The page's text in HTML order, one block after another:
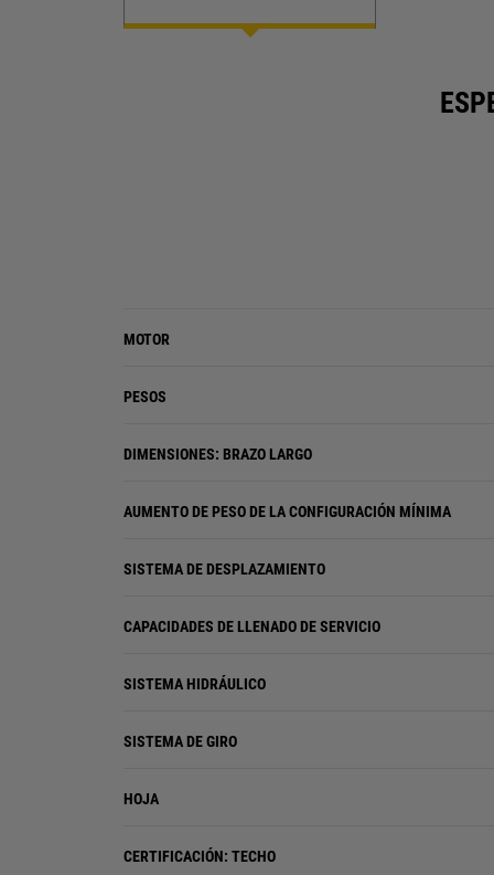
MOTOR
PESOS
DIMENSIONES: BRAZO LARGO
AUMENTO DE PESO DE LA CONFIGURACIÓN MÍNIMA
SISTEMA DE DESPLAZAMIENTO
CAPACIDADES DE LLENADO DE SERVICIO
SISTEMA HIDRÁULICO
SISTEMA DE GIRO
HOJA
CERTIFICACIÓN: TECHO